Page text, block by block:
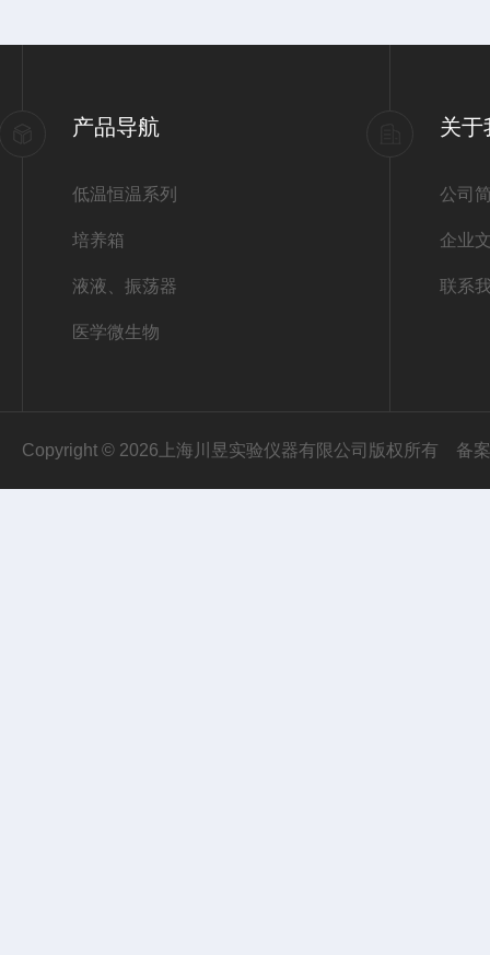
产品导航
低温恒温系列
培养箱
液液、振荡器
医学微生物
关于
公司
企业
联系
Copyright © 2026上海川昱实验仪器有限公司版权所有 备